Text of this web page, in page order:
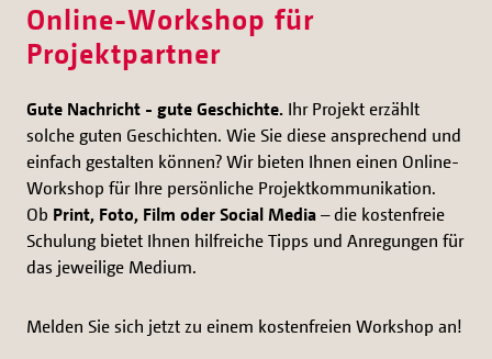
Online-Workshop für
Projektpartner
Gute Nachricht - gute Geschichte. Ihr Projekt erzählt
solche guten Geschichten. Wie Sie diese ansprechend und
einfach gestalten können? Wir bieten Ihnen einen Online-
Workshop für Ihre persönliche Projektkommunikation.
Ob Print, Foto, Film oder Social Media – die kostenfreie
Schulung bietet Ihnen hilfreiche Tipps und Anregungen für
das jeweilige Medium.
Melden Sie sich jetzt zu einem kostenfreien Workshop an!